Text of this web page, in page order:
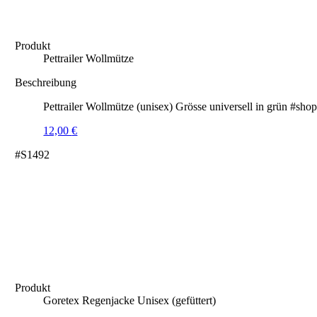
Produkt
Pettrailer Wollmütze
Beschreibung
Pettrailer Wollmütze (unisex) Grösse universell in grün
12,00€
#S1492
Produkt
Goretex Regenjacke Unisex (gefüttert)